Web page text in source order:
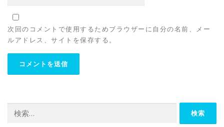
次回のコメントで使用するためブラウザーに自分の名前、メー
ルアドレス、サイトを保存する。
索: